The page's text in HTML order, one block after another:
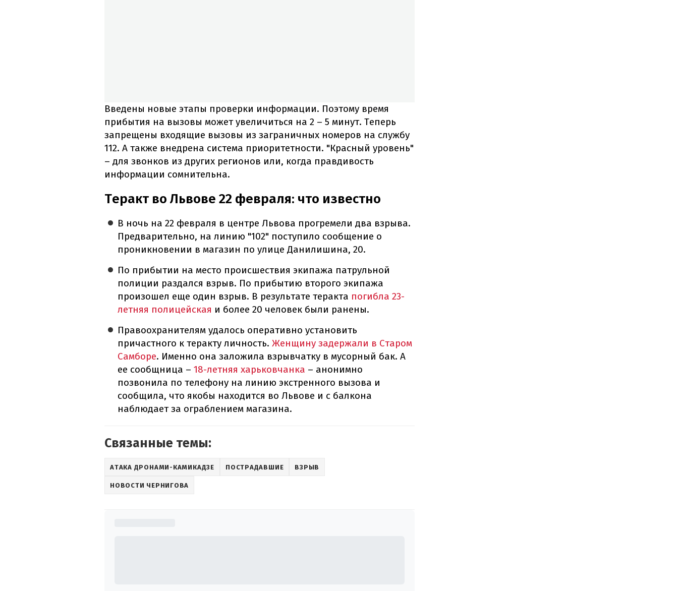
Введены новые этапы проверки информации. Поэтому время
прибытия на вызовы может увеличиться на 2 – 5 минут. Теперь
запрещены входящие вызовы из заграничных номеров на службу
112. А также внедрена система приоритетности. "Красный уровень"
– для звонков из других регионов или, когда правдивость
информации сомнительна.
Теракт во Львове 22 февраля: что известно
В ночь на 22 февраля в центре Львова прогремели два взрыва.
Предварительно, на линию "102" поступило сообщение о
проникновении в магазин по улице Данилишина, 20.
По прибытии на место происшествия экипажа патрульной
полиции раздался взрыв. По прибытию второго экипажа
произошел еще один взрыв. В результате теракта погибла 23-
летняя полицейская и более 20 человек были ранены.
Правоохранителям удалось оперативно установить
причастного к теракту личность. Женщину задержали в Старом
Самборе. Именно она заложила взрывчатку в мусорный бак. А
ее сообщница –18-летняя харьковчанка – анонимно
позвонила по телефону на линию экстренного вызова и
сообщила, что якобы находится во Львове и с балкона
наблюдает за ограблением магазина.
Связанные темы:
АТАКА ДРОНАМИ-КАМИКАДЗЕ ПОСТРАДАВШИЕ ВЗРЫВ
НОВОСТИ ЧЕРНИГОВА